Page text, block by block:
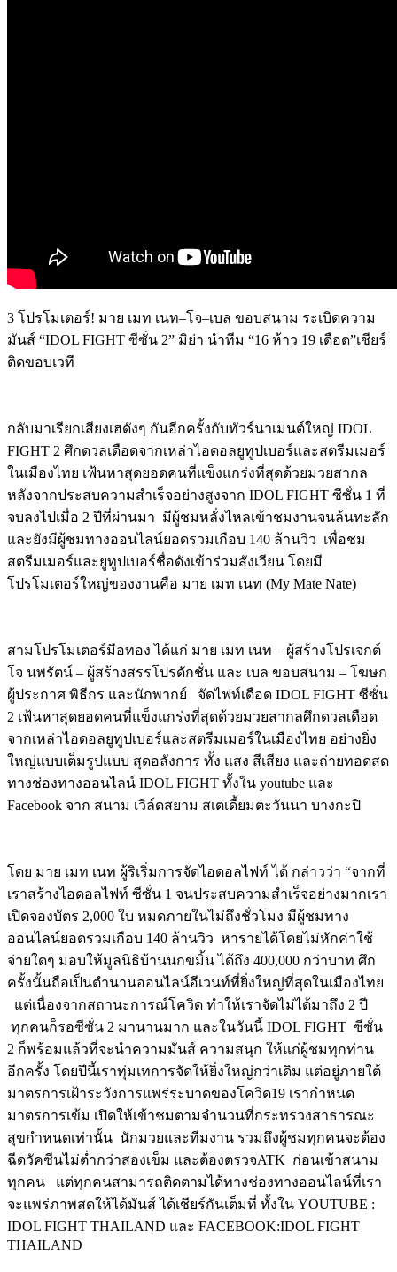
3 โปรโมเตอร์! มาย เมท เนท–โจ–เบล ขอบสนาม ระเบิดความ
มันส์ “IDOL FIGHT ซีซั่น 2” มิย่า นำทีม “16 ห้าว 19 เดือด”เชียร์
ติดขอบเวที
กลับมาเรียกเสียงเฮดังๆ กันอีกครั้งกับทัวร์นาเมนต์ใหญ่ IDOL
FIGHT 2 ศึกดวลเดือดจากเหล่าไอดอลยูทูปเบอร์และสตรีมเมอร์
ในเมืองไทย เฟ้นหาสุดยอดคนที่แข็งแกร่งที่สุดด้วยมวยสากล
หลังจากประสบความสำเร็จอย่างสูงจาก IDOL FIGHT ซีซั่น 1 ที่
จบลงไปเมื่อ 2 ปีที่ผ่านมา มีผู้ชมหลั่งไหลเข้าชมงานจนล้นทะลัก
และยังมีผู้ชมทางออนไลน์ยอดรวมเกือบ 140 ล้านวิว เพื่อชม
สตรีมเมอร์และยูทูปเบอร์ชื่อดังเข้าร่วมสังเวียน โดยมี
โปรโมเตอร์ใหญ่ของงานคือ มาย เมท เนท (My Mate Nate)
สามโปรโมเตอร์มือทอง ได้แก่ มาย เมท เนท – ผู้สร้างโปรเจกต์
โจ นพรัตน์ – ผู้สร้างสรรโปรดักชั่น และ เบล ขอบสนาม – โฆษก
ผู้ประกาศ พิธีกร และนักพากย์ จัดไฟท์เดือด IDOL FIGHT ซีซั่น
2 เฟ้นหาสุดยอดคนที่แข็งแกร่งที่สุดด้วยมวยสากลศึกดวลเดือด
จากเหล่าไอดอลยูทูปเบอร์และสตรีมเมอร์ในเมืองไทย อย่างยิ่ง
ใหญ่แบบเต็มรูปแบบ สุดอลังการ ทั้ง แสง สีเสียง และถ่ายทอดสด
ทางช่องทางออนไลน์ IDOL FIGHT ทั้งใน youtube และ
Facebook จาก สนาม เวิล์ดสยาม สเตเดี้ยมตะวันนา บางกะปิ
โดย มาย เมท เนท ผู้ริเริ่มการจัดไอดอลไฟท์ ได้ กล่าวว่า “จากที่
เราสร้างไอดอลไฟท์ ซีซั่น 1 จนประสบความสำเร็จอย่างมากเรา
เปิดจองบัตร 2,000 ใบ หมดภายในไม่ถึงชั่วโมง มีผู้ชมทาง
ออนไลน์ยอดรวมเกือบ 140 ล้านวิว หารายได้โดยไม่หักค่าใช้
จ่ายใดๆ มอบให้มูลนิธิบ้านนกขมิ้น ได้ถึง 400,000 กว่าบาท ศึก
ครั้งนั้นถือเป็นตำนานออนไลน์อีเวนท์ที่ยิ่งใหญ่ที่สุดในเมืองไทย
แต่เนื่องจากสถานะการณ์โควิด ทำให้เราจัดไม่ได้มาถึง 2 ปี
ทุกคนก็รอซีซั่น 2 มานานมาก และในวันนี้ IDOL FIGHT ซีซั่น
2 ก็พร้อมแล้วที่จะนำความมันส์ ความสนุก ให้แก่ผู้ชมทุกท่าน
อีกครั้ง โดยปีนี้เราทุ่มเทการจัดให้ยิ่งใหญ่กว่าเดิม แต่อยู่ภายใต้
มาตรการเฝ้าระวังการแพร่ระบาดของโควิด19 เรากำหนด
มาตรการเข้ม เปิดให้เข้าชมตามจำนวนที่กระทรวงสาธารณะ
สุขกำหนดเท่านั้น นักมวยและทีมงาน รวมถึงผู้ชมทุกคนจะต้อง
ฉีดวัคซีนไม่ต่ำกว่าสองเข็ม และต้องตรวจATK ก่อนเข้าสนาม
ทุกคน
แต่ทุกคนสามารถติดตามได้ทางช่องทางออนไลน์ที่เรา
จะแพร่ภาพสดให้ได้มันส์ ได้เชียร์กันเต็มที่ ทั้งใน YOUTUBE :
IDOL FIGHT THAILAND และ FACEBOOK:IDOL FIGHT
THAILAND